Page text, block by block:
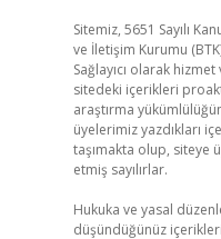
Sitemiz, 5651 Sayılı
ve İletişim Kurumu
Sağlayıcı olarak
sitedeki içerikleri
araştırma
üyelerimiz yazdıkları
taşımakta olup, siteye
etmiş sayılırlar.
Hukuka ve yasal
düşündüğünüz